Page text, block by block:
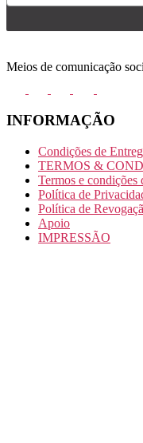
Meios de comunicação
INFORMAÇÃO
Condições de
TERMOS &
Termos e condições
Política de
Política de
Apoio
IMPRESSÃO